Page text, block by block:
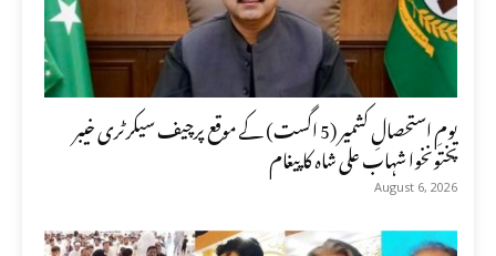
یومِ استحصالِ کشمیر (5 اگست) کے موقع پرچیف سیکرٹری خیبر
پختونخوا شہاب علی شاہ کا پیغام
August 6, 2026